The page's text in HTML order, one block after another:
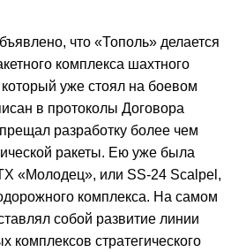
что «Тополь» делается
комплекса шахтного
уже стоял на боевом
в протоколы Договора
разработку более чем
ракеты. Ею уже была
«Молодец», или SS‑24 Scalpel,
комплекса. На самом
собой развитие линии
комплексов стратегического